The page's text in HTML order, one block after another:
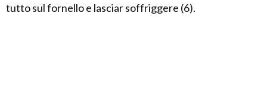
tutto sul fornello e lasciar soffriggere (6).